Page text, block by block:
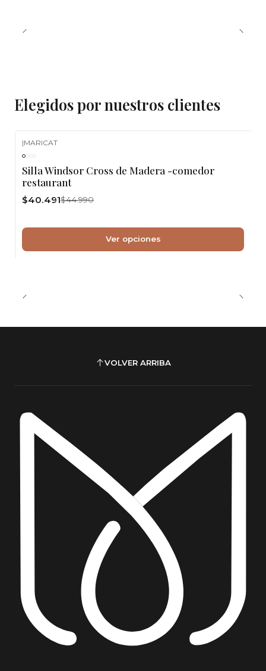
Elegidos por nuestros clientes
|MARICAT
Silla Windsor Cross de Madera -comedor
restaurant
$40.491$44.990
Ver opciones
VOLVER ARRIBA